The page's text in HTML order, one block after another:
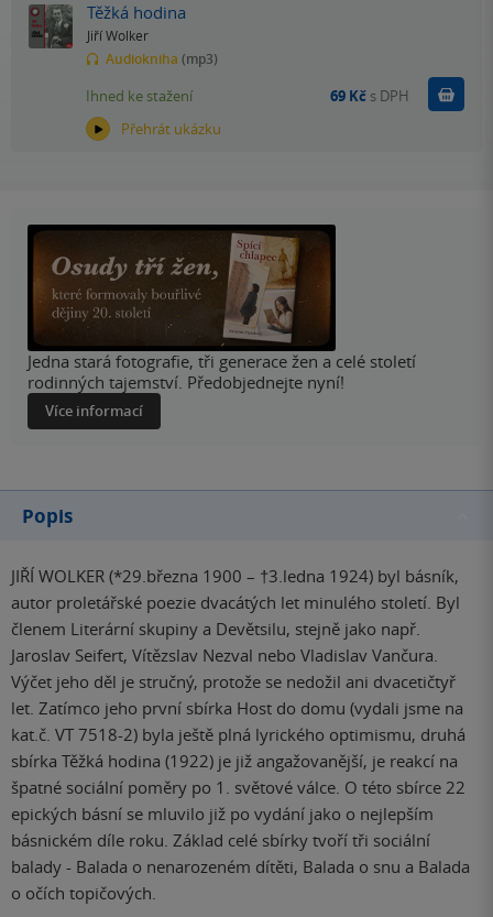
Těžká hodina
Jiří Wolker
Audiokniha (mp3)
Přehrát ukázku
Ihned ke stažení 69 Kč s DPH Koupit
Jedna stará fotografie, tři generace žen a celé století
rodinných tajemství. Předobjednejte nyní!
Více informací
Popis
JIŘÍ WOLKER (*29.března 1900 – †3.ledna 1924) byl básník,
autor proletářské poezie dvacátých let minulého století. Byl
členem Literární skupiny a Devětsilu, stejně jako např.
Jaroslav Seifert, Vítězslav Nezval nebo Vladislav Vančura.
Výčet jeho děl je stručný, protože se nedožil ani dvacetičtyř
let. Zatímco jeho první sbírka Host do domu (vydali jsme na
kat.č. VT 7518-2) byla ještě plná lyrického optimismu, druhá
sbírka Těžká hodina (1922) je již angažovanější, je reakcí na
špatné sociální poměry po 1. světové válce. O této sbírce 22
epických básní se mluvilo již po vydání jako o nejlepším
básnickém díle roku. Základ celé sbírky tvoří tři sociální
balady - Balada o nenarozeném dítěti, Balada o snu a Balada
o očích topičových.